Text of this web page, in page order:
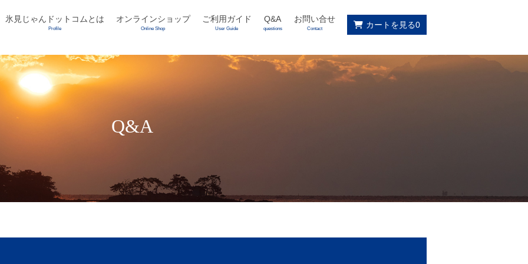
氷見じゃんドットコムとは
Profile
オンラインショップ
Online Shop
ご利用ガイド
User Guide
Q&A
questions
お問い合せ
Contact カートを見る0
Q&A